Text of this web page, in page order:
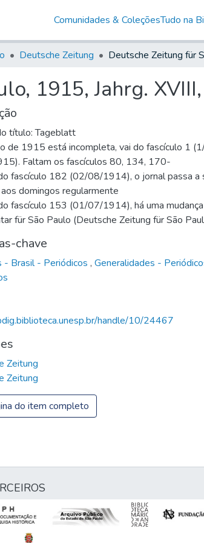
Comunidades & ColeçõesTudo na
Deutsche Zeitung
1915, Jahrg.
título: Tageblatt
de 1915 está incompleta, vai do fascículo 1
Faltam os fascículos 80, 134, 170-
fascículo 182 (02/08/1914), o jornal passa a
domingos regularmente
fascículo 153 (01/07/1914), há uma
für São Paulo (Deutsche Zeitung für São
chave
- Brasil - Periódicos , Generalidades -
handle/10/24467
Zeitung
Zeitung
do item completo